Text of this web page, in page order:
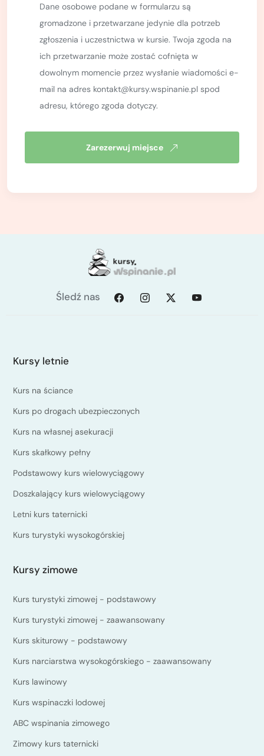
Dane osobowe podane w formularzu są
gromadzone i przetwarzane jedynie dla potrzeb
zgłoszenia i uczestnictwa w kursie. Twoja zgoda na
ich przetwarzanie może zostać cofnięta w
dowolnym momencie przez wysłanie wiadomości e-
mail na adres kontakt@kursy.wspinanie.pl spod
adresu, którego zgoda dotyczy.
Zarezerwuj miejsce
Śledź nas
Kursy letnie
Kurs na ściance
Kurs po drogach ubezpieczonych
Kurs na własnej asekuracji
Kurs skałkowy pełny
Podstawowy kurs wielowyciągowy
Doszkalający kurs wielowyciągowy
Letni kurs taternicki
Kurs turystyki wysokogórskiej
Kursy zimowe
Kurs turystyki zimowej - podstawowy
Kurs turystyki zimowej - zaawansowany
Kurs skiturowy - podstawowy
Kurs narciarstwa wysokogórskiego - zaawansowany
Kurs lawinowy
Kurs wspinaczki lodowej
ABC wspinania zimowego
Zimowy kurs taternicki